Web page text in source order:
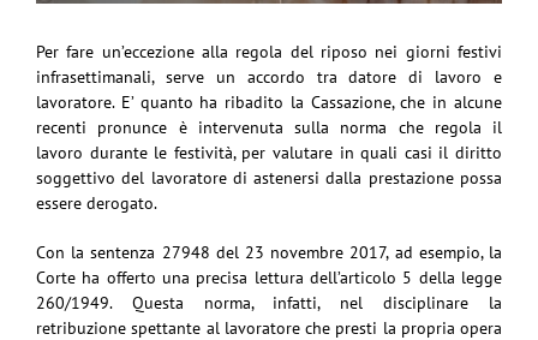
Per fare un’eccezione alla regola del riposo nei giorni festivi
infrasettimanali, serve un accordo tra datore di lavoro e
lavoratore. E’ quanto ha ribadito la Cassazione, che in alcune
recenti pronunce è intervenuta sulla norma che regola il
lavoro durante le festività, per valutare in quali casi il diritto
soggettivo del lavoratore di astenersi dalla prestazione possa
essere derogato.
Con la sentenza 27948 del 23 novembre 2017, ad esempio, la
Corte ha offerto una precisa lettura dell’articolo 5 della legge
260/1949. Questa norma, infatti, nel disciplinare la
retribuzione spettante al lavoratore che presti la propria opera